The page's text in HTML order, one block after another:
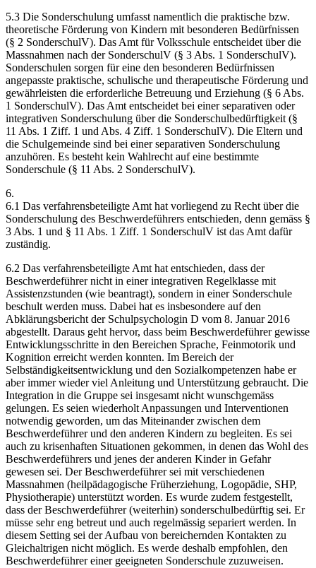
5.3 Die Sonderschulung umfasst namentlich die praktische bzw.
theoretische Förderung von Kindern mit besonderen Bedürfnissen
(§ 2 SonderschulV). Das Amt für Volksschule entscheidet über die
Massnahmen nach der SonderschulV (§ 3 Abs. 1 SonderschulV).
Sonderschulen sorgen für eine den besonderen Bedürfnissen
angepasste praktische, schulische und therapeutische Förderung und
gewährleisten die erforderliche Betreuung und Erziehung (§ 6 Abs.
1 SonderschulV). Das Amt entscheidet bei einer separativen oder
integrativen Sonderschulung über die Sonderschulbedürftigkeit (§
11 Abs. 1 Ziff. 1 und Abs. 4 Ziff. 1 SonderschulV). Die Eltern und
die Schulgemeinde sind bei einer separativen Sonderschulung
anzuhören. Es besteht kein Wahlrecht auf eine bestimmte
Sonderschule (§ 11 Abs. 2 SonderschulV).
6.
6.1 Das verfahrensbeteiligte Amt hat vorliegend zu Recht über die
Sonderschulung des Beschwerdeführers entschieden, denn gemäss §
3 Abs. 1 und § 11 Abs. 1 Ziff. 1 SonderschulV ist das Amt dafür
zuständig.
6.2 Das verfahrensbeteiligte Amt hat entschieden, dass der
Beschwerdeführer nicht in einer integrativen Regelklasse mit
Assistenzstunden (wie beantragt), sondern in einer Sonderschule
beschult werden muss. Dabei hat es insbesondere auf den
Abklärungsbericht der Schulpsychologin D vom 8. Januar 2016
abgestellt. Daraus geht hervor, dass beim Beschwerdeführer gewisse
Entwicklungsschritte in den Bereichen Sprache, Feinmotorik und
Kognition erreicht werden konnten. Im Bereich der
Selbständigkeitsentwicklung und den Sozialkompetenzen habe er
aber immer wieder viel Anleitung und Unterstützung gebraucht. Die
Integration in die Gruppe sei insgesamt nicht wunschgemäss
gelungen. Es seien wiederholt Anpassungen und Interventionen
notwendig geworden, um das Miteinander zwischen dem
Beschwerdeführer und den anderen Kindern zu begleiten. Es sei
auch zu krisenhaften Situationen gekommen, in denen das Wohl des
Beschwerdeführers und jenes der anderen Kinder in Gefahr
gewesen sei. Der Beschwerdeführer sei mit verschiedenen
Massnahmen (heilpädagogische Früherziehung, Logopädie, SHP,
Physiotherapie) unterstützt worden. Es wurde zudem festgestellt,
dass der Beschwerdeführer (weiterhin) sonderschulbedürftig sei. Er
müsse sehr eng betreut und auch regelmässig separiert werden. In
diesem Setting sei der Aufbau von bereichernden Kontakten zu
Gleichaltrigen nicht möglich. Es werde deshalb empfohlen, den
Beschwerdeführer einer geeigneten Sonderschule zuzuweisen.